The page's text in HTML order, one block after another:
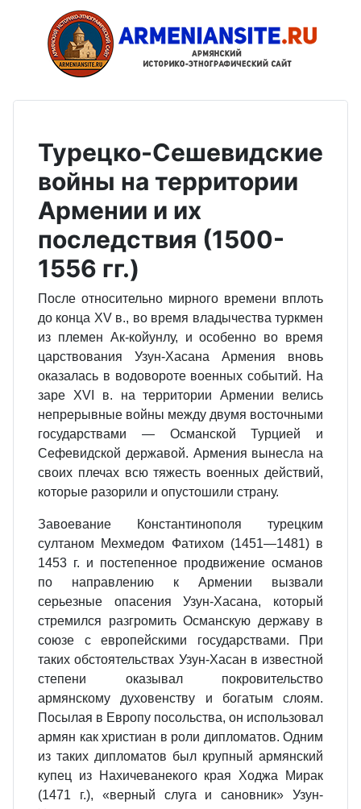
Турецко-Сешевидские
войны на территории
Армении и их
последствия (1500-
1556 гг.)
После относительно мирного времени вплоть
до конца XV в., во время владычества туркмен
из племен Ак-койунлу, и особенно во время
царствования Узун-Хасана Армения вновь
оказалась в водовороте военных событий. На
заре XVI в. на территории Армении велись
непрерывные войны между двумя восточными
государствами — Османской Турцией и
Сефевидской державой. Армения вынесла на
своих плечах всю тяжесть военных действий,
которые разорили и опустошили страну.
Завоевание Константинополя турецким
султаном Мехмедом Фатихом (1451—1481) в
1453 г. и постепенное продвижение османов
по направлению к Армении вызвали
серьезные опасения Узун-Хасана, который
стремился разгромить Османскую державу в
союзе с европейскими государствами. При
таких обстоятельствах Узун-Хасан в известной
степени оказывал покровительство
армянскому духовенству и богатым слоям.
Посылая в Европу посольства, он использовал
армян как христиан в роли дипломатов. Одним
из таких дипломатов был крупный армянский
купец из Нахичеванекого края Ходжа Мирак
(1471 г.), «верный слуга и сановник» Узун-